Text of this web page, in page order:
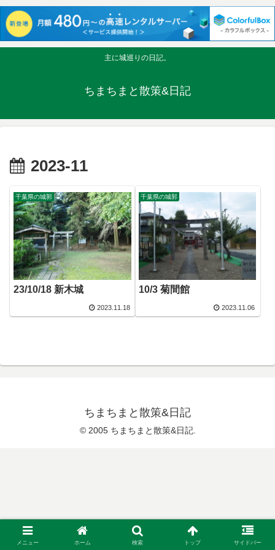
主に城巡りの日記。
ちまちまと散策&日記
2023-11
千葉県の城郭
23/10/18 新木城
2023.11.18
千葉県の城郭
10/3 菊間館
2023.11.06
ちまちまと散策&日記
© 2005 ちまちまと散策&日記.
メニュー ホーム 検索 トップ サイドバー